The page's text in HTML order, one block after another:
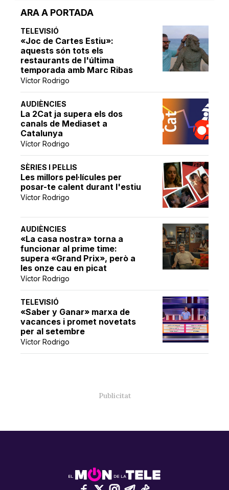
ARA A PORTADA
TELEVISIÓ
«Joc de Cartes Estiu»:
aquests són tots els
restaurants de l'última
temporada amb Marc Ribas
Víctor Rodrigo
AUDIÈNCIES
La 2Cat ja supera els dos
canals de Mediaset a
Catalunya
Víctor Rodrigo
SÈRIES I PEL·LIS
Les millors pel·lícules per
posar-te calent durant l'estiu
Víctor Rodrigo
AUDIÈNCIES
«La casa nostra» torna a
funcionar al prime time:
supera «Grand Prix», però a
les onze cau en picat
Víctor Rodrigo
TELEVISIÓ
«Saber y Ganar» marxa de
vacances i promet novetats
per al setembre
Víctor Rodrigo